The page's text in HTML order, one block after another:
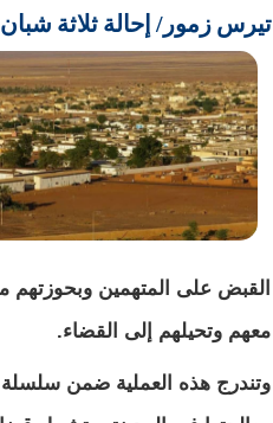
تيرس زمور/ إحالة ثلاثة
القبض على المتهمين
معهم وتحيلهم إلى القضاء.
وتندرج هذه العملية ضمن سلسلة